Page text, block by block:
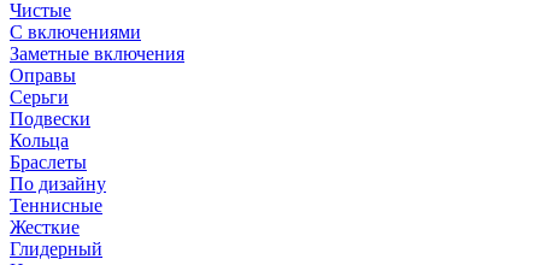
Чистые
С включениями
Заметные включения
Оправы
Серьги
Подвески
Кольца
Браслеты
По дизайну
Теннисные
Жесткие
Глидерный